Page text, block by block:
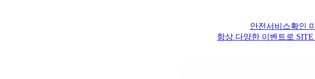
안전서비스확인
항상 다양한 이벤트로